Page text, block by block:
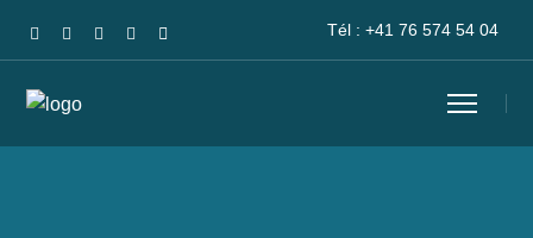
Tél : +41 76 574 54 04